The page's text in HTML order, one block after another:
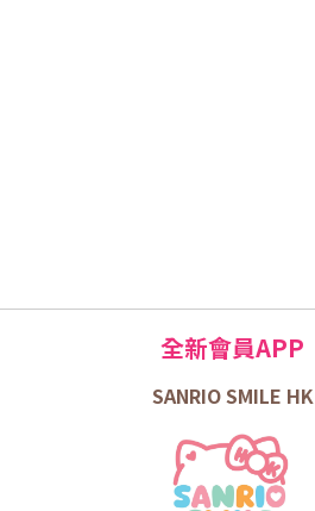
全新會員APP
SANRIO SMILE HK